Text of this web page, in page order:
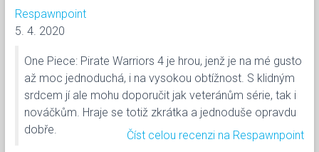
Respawnpoint
5. 4. 2020
One Piece: Pirate Warriors 4 je hrou, jenž je na mé gusto
až moc jednoduchá, i na vysokou obtížnost. S klidným
srdcem jí ale mohu doporučit jak veteránům série, tak i
nováčkům. Hraje se totiž zkrátka a jednoduše opravdu
dobře.
Číst celou recenzi na Respawnpoint